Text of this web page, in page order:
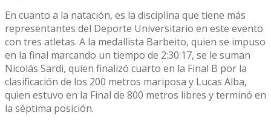
En cuanto a la natación, es la disciplina que tiene más
representantes del Deporte Universitario en este evento
con tres atletas. A la medallista Barbeito, quien se impuso
en la final marcando un tiempo de 2:30:17, se le suman
Nicolás Sardi, quien finalizó cuarto en la Final B por la
clasificación de los 200 metros mariposa y Lucas Alba,
quien estuvo en la Final de 800 metros libres y terminó en
la séptima posición.